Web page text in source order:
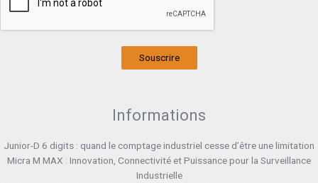
Souscrire
Informations
Junior-D 6 digits : quand le comptage industriel cesse d’être une limitation
Micra M MAX : Innovation, Connectivité et Puissance pour la Surveillance
Industrielle